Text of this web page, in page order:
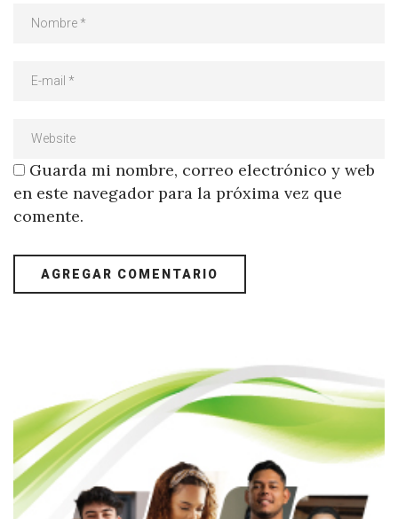
Guarda mi nombre, correo electrónico y web
en este navegador para la próxima vez que
comente.